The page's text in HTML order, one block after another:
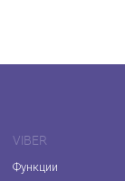
VIBER
Функции